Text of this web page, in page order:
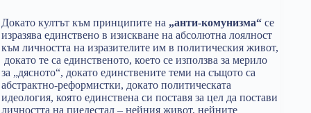
Докато култът към принципите на „анти-комунизма“ се
изразява единствено в изискване на абсолютна лоялност
към личността на изразителите им в политическия живот,
докато те са единственото, което се използва за мерило
за „дясното“, докато единствените теми на същото са
абстрактно-реформистки, докато политическата
идеология, която единствена си поставя за цел да постави
личността на пиедестал – нейния живот, нейните